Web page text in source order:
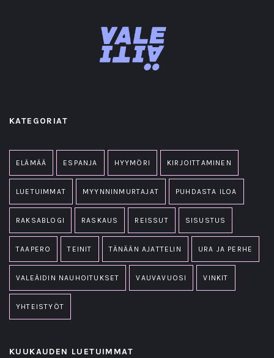
KATEGORIAT
ELÄMÄÄ ESPANJA HYYMÖRI KIRJOITTAMINEN
LUETUIMMAT MYYNNINMURTAJAT PUHDASTA ILOA
RAKSABLOGI RASKAUS REISSUT SISUSTUS
TAAPERO TEINIT TÄNÄÄN AJATTELIN URA JA PERHE
VALEÄIDIN NAUHOITUKSET VAUVAVUOSI VINKIT
YHTEISTYÖT
KUUKAUDEN LUETUIMMAT